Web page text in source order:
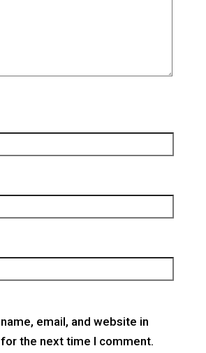
email, and website in
the next time I comment.